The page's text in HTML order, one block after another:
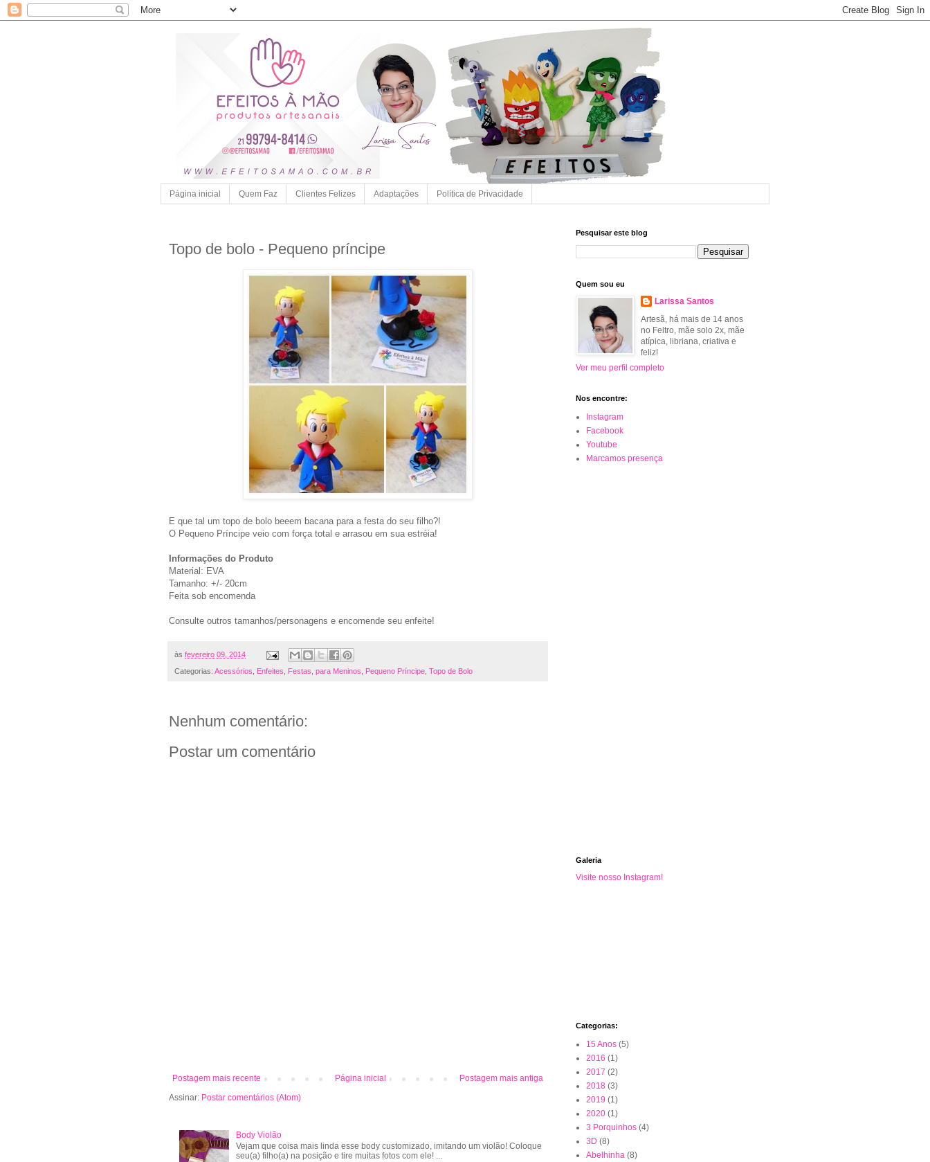
Página inicial Quem Faz Clientes Felizes Adaptações Política de Privacidade
Topo de bolo - Pequeno príncipe
E que tal um topo de bolo beeem bacana para a festa do seu filho?!
O Pequeno Príncipe veio com força total e arrasou em sua estréia!
Informações do Produto
Material: EVA
Tamanho: +/- 20cm
Feita sob encomenda
Consulte outros tamanhos/personagens e encomende seu enfeite!
às fevereiro 09, 2014
Categorias: Acessórios, Enfeites, Festas, para Meninos, Pequeno Príncipe, Topo de Bolo
Nenhum comentário:
Postar um comentário
Postagem mais recente Postagem mais antiga
Página inicial
Assinar: Postar comentários (Atom)
Body Violão
Vejam que coisa mais linda esse body customizado, imitando um violão! Coloque
seu(a) filho(a) na posição e tire muitas fotos com ele! ...
Pesquisar este blog
Quem sou eu
Larissa Santos
Artesã, há mais de 14 anos
no Feltro, mãe solo 2x, mãe
atípica, libriana, criativa e
feliz!
Ver meu perfil completo
Nos encontre:
Instagram
Facebook
Youtube
Marcamos presença
Galeria
Visite nosso Instagram!
Categorias:
15 Anos (5)
2016 (1)
2017 (2)
2018 (3)
2019 (1)
2020 (1)
3 Porquinhos (4)
3D (8)
Abelhinha (8)